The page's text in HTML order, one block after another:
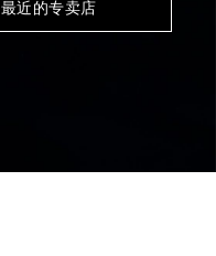
最近的专卖店